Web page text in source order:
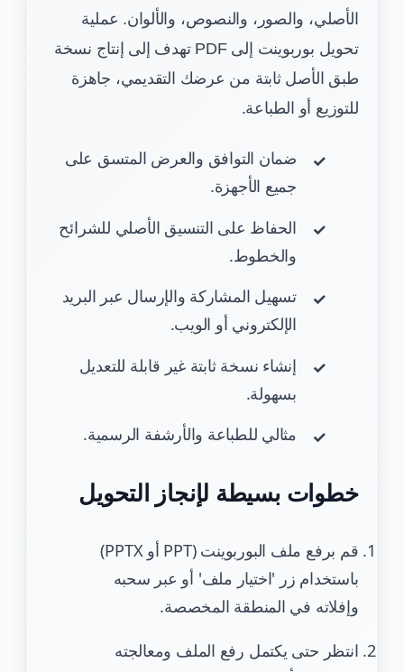
الأصلي، والصور، والنصوص، والألوان. عملية
تحويل بوربوينت إلى PDF تهدف إلى إنتاج نسخة
طبق الأصل ثابتة من عرضك التقديمي، جاهزة
للتوزيع أو الطباعة.
ضمان التوافق والعرض المتسق على
جميع الأجهزة.
الحفاظ على التنسيق الأصلي للشرائح
والخطوط.
تسهيل المشاركة والإرسال عبر البريد
الإلكتروني أو الويب.
إنشاء نسخة ثابتة غير قابلة للتعديل
بسهولة.
مثالي للطباعة والأرشفة الرسمية.
خطوات بسيطة لإنجاز التحويل
قم برفع ملف البوربوينت (PPT أو PPTX)
باستخدام زر 'اختيار ملف' أو عبر سحبه
وإفلاته في المنطقة المخصصة.
انتظر حتى يكتمل رفع الملف ومعالجته